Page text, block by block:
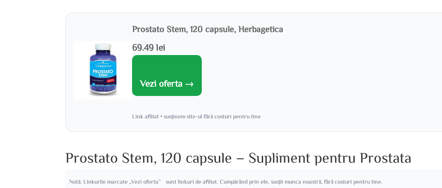
Prostato Stem, 120 capsule, Herbagetica
69.49 lei
Vezi oferta →
Link afiliat • susținem site-ul fără costuri pentru tine
Prostato Stem, 120 capsule – Supliment pentru Prostata
Notă: Linkurile marcate „Vezi oferta” sunt linkuri de afiliat. Cumpărând prin ele, susții munca noastră, fără costuri pentru tine.